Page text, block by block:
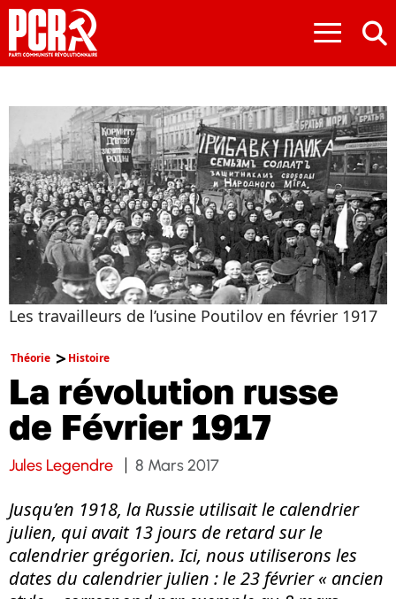
≡
Les travailleurs de l’usine Poutilov en février 1917
Théorie Histoire
La révolution russe
de Février 1917
Jules Legendre 8 Mars 2017
Jusqu’en 1918, la Russie utilisait le calendrier
julien, qui avait 13 jours de retard sur le
calendrier grégorien. Ici, nous utiliserons les
dates du calendrier julien : le 23 février « ancien